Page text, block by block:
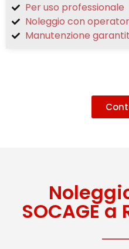
Per uso professionale
Noleggio con
Manutenzione
SOCAGE